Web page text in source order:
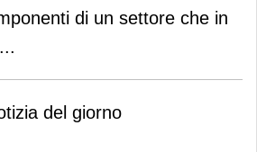
di un settore che in
...
del giorno